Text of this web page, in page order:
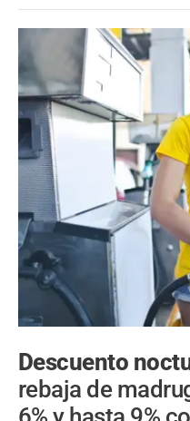
Descuento
rebaja de